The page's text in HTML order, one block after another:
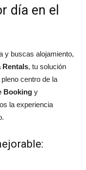
día en el
y buscas alojamiento,
Rentals, tu solución
centro de la
Booking y
la experiencia